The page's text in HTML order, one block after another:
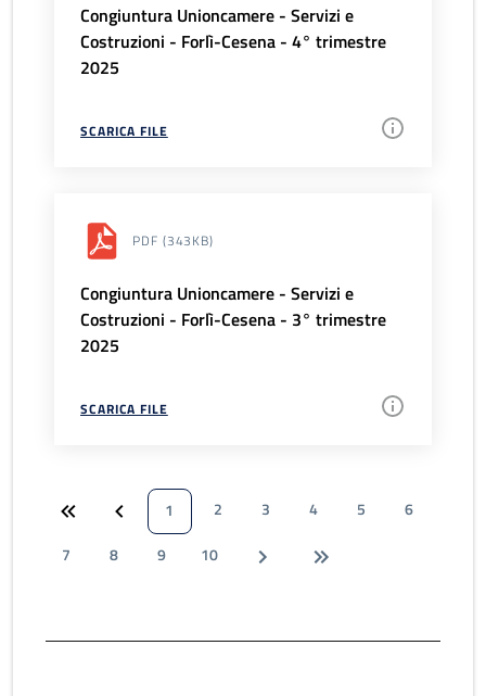
Congiuntura Unioncamere - Servizi e
Costruzioni - Forlì-Cesena - 4° trimestre
2025
SCARICA FILE
PDF (343KB)
Congiuntura Unioncamere - Servizi e
Costruzioni - Forlì-Cesena - 3° trimestre
2025
SCARICA FILE
1 2 3 4 5
6
7
8 9 10